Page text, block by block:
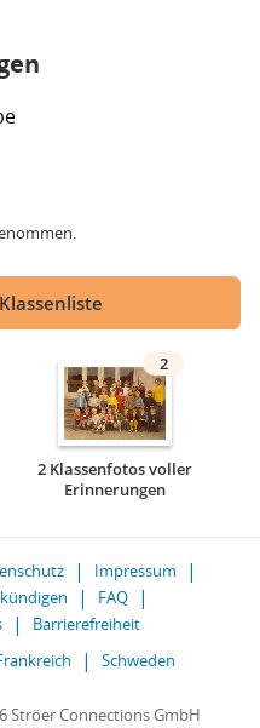
2
2 Klassenfotos voller
Erinnerungen
Impressum
FAQ
Barrierefreiheit
Schweden
Ströer Connections GmbH